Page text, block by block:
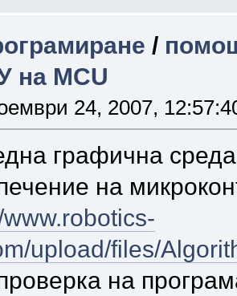
/
на MCU
24, 2007,
графична
на
upload/files/
на